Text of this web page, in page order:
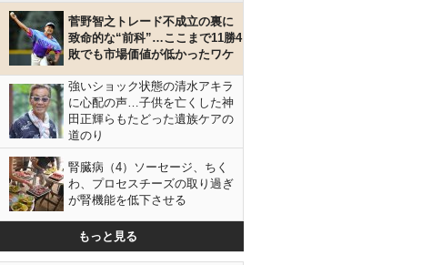
菅野智之トレード不成立の裏に
致命的な“前科”…ここまで11勝4
敗でも市場価値が低かったワケ
強いショック状態の清水アキラ
に心配の声…子供を亡くした神
田正輝らもたどった遺族ケアの
道のり
腎臓病（4）ソーセージ、ちく
わ、プロセスチーズの取り過ぎ
が腎機能を低下させる
もっと見る